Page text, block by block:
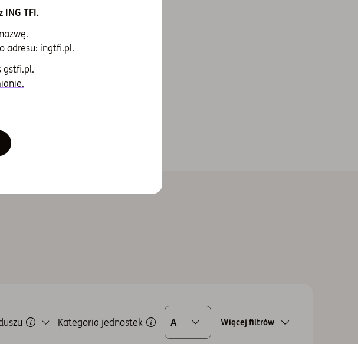
momencie
pieniądze.
Kategoria jednostek A Więcej filtrów
ING TFI.
adresu: ingtfi.pl.
gstfi.pl.